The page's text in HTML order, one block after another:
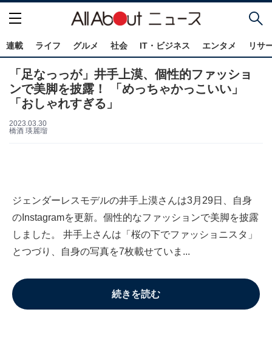
連載 ライフ グルメ 社会 IT・ビジネス エンタメ リサ
「足なっっが」井手上漠、個性的ファッショ
ンで美脚を披露！ 「めっちゃかっこいい」
「おしゃれすぎる」
2023.03.30
橋酒 瑛麗瑠
ジェンダーレスモデルの井手上漠さんは3月29日、自身
のInstagramを更新。個性的なファッションで美脚を披露
しました。 井手上さんは「桜の下でファッショニスタ」
とつづり、自身の写真を7枚載せていま...
続きを読む